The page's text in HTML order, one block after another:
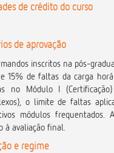
de crédito do curso
de aprovação
inscritos na pós-
15% de faltas da carga
no Módulo I
o limite de faltas
módulos frequentados.
à avaliação final.
e regime